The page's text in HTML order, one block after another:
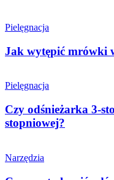
Pielęgnacja
Jak wytępić mrówki
Pielęgnacja
Czy odśnieżarka 3-
stopniowej?
Narzędzia